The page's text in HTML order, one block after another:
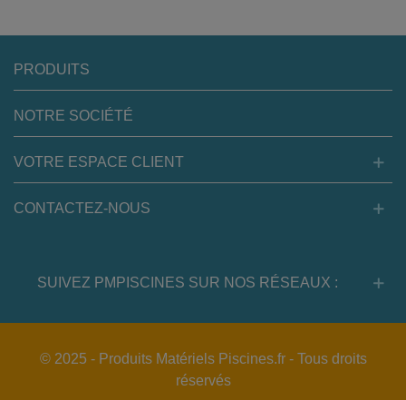
PRODUITS
NOTRE SOCIÉTÉ
VOTRE ESPACE CLIENT
CONTACTEZ-NOUS
SUIVEZ PMPISCINES SUR NOS RÉSEAUX :
© 2025 - Produits Matériels Piscines.fr - Tous droits
réservés